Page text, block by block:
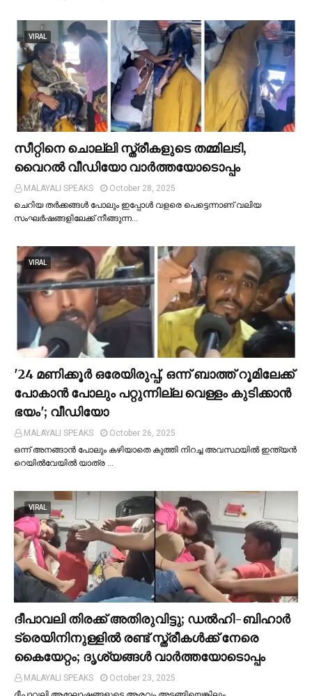
VIRAL
സീറ്റിനെ ചൊല്ലി സ്ത്രീകളുടെ തമ്മിലടി,
വൈറല്‍ വീഡിയോ വാർത്തയോടൊപ്പം
MALAYALI SPEAKS
October 28, 2025
ചെറിയ തര്‍ക്കങ്ങള്‍ പോലും ഇപ്പോള്‍ വളരെ പെട്ടെന്നാണ് വലിയ
സംഘര്‍ഷങ്ങളിലേക്ക് നീങ്ങുന്ന…
VIRAL
'24 മണിക്കൂര്‍ ഒരേയിരുപ്പ്, ഒന്ന് ബാത്ത് റൂമിലേക്ക്
പോകാന്‍ പോലും പറ്റുന്നില്ല വെള്ളം കുടിക്കാന്‍
ഭയം'; വീഡിയോ
MALAYALI SPEAKS
October 26, 2025
ഒന്ന് അനങ്ങാന്‍ പോലും കഴിയാതെ കുത്തി നിറച്ച അവസ്ഥയില്‍ ഇന്ത്യന്‍
റെയില്‍വേയില്‍ യാത്ര …
VIRAL
ദീപാവലി തിരക്ക് അതിരുവിട്ടു; ഡല്‍ഹി-ബിഹാര്‍
ട്രെയിനിനുള്ളില്‍ രണ്ട് സ്ത്രീകള്‍ക്ക് നേരെ
കൈയേറ്റം; ദൃശ്യങ്ങള്‍ വാർത്തയോടൊപ്പം
MALAYALI SPEAKS
October 23, 2025